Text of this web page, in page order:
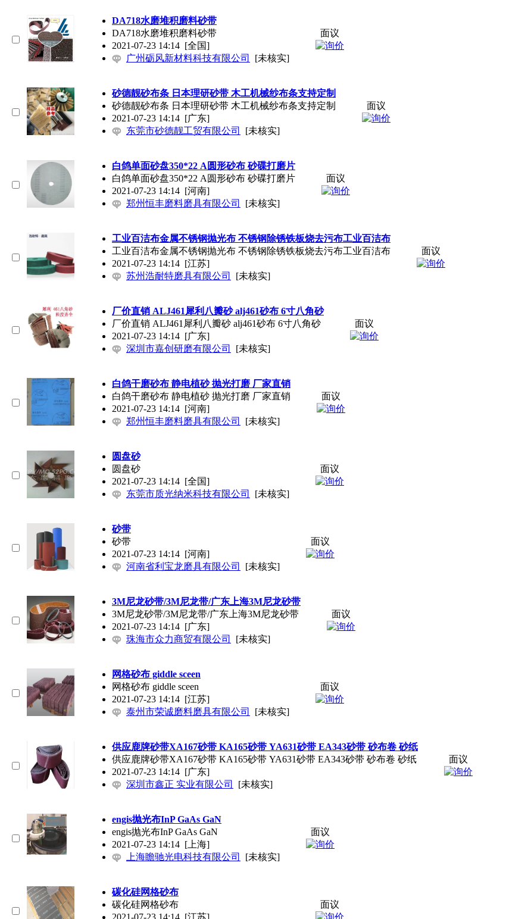
DA718水磨堆积磨料砂带
DA718水磨堆积磨料砂带
2021-07-23 14:14 [全国]
广州砺风新材料科技有限公司
[未核实]
面议
砂德靓砂布条 日本理研砂带 木工机械纱布条支持定制
砂德靓砂布条 日本理研砂带 木工机械纱布条支持定制
2021-07-23 14:14 [广东]
东莞市砂德靓工贸有限公司
[未核实]
面议
白鸽单面砂盘350*22 A圆形砂布 砂碟打磨片
白鸽单面砂盘350*22 A圆形砂布 砂碟打磨片
2021-07-23 14:14 [河南]
郑州恒丰磨料磨具有限公司
[未核实]
面议
工业百洁布金属不锈钢抛光布 不锈钢除锈铁板烧去污布工业百洁布
工业百洁布金属不锈钢抛光布 不锈钢除锈铁板烧去污布工业百洁布
2021-07-23 14:14 [江苏]
苏州浩耐特磨具有限公司
[未核实]
面议
厂价直销 ALJ461犀利八瓣砂 alj461砂布 6寸八角砂
厂价直销 ALJ461犀利八瓣砂 alj461砂布 6寸八角砂
2021-07-23 14:14 [广东]
深圳市嘉创研磨有限公司
[未核实]
面议
白鸽干磨砂布 静电植砂 抛光打磨 厂家直销
白鸽干磨砂布 静电植砂 抛光打磨 厂家直销
2021-07-23 14:14 [河南]
郑州恒丰磨料磨具有限公司
[未核实]
面议
圆盘砂
圆盘砂
2021-07-23 14:14 [全国]
东莞市质光纳米科技有限公司
[未核实]
面议
砂带
砂带
2021-07-23 14:14 [河南]
河南省利宝龙磨具有限公司
[未核实]
面议
3M尼龙砂带/3M尼龙带/广东上海3M尼龙砂带
3M尼龙砂带/3M尼龙带/广东上海3M尼龙砂带
2021-07-23 14:14 [广东]
珠海市众力商贸有限公司
[未核实]
面议
网格砂布 giddle sceen
网格砂布 giddle sceen
2021-07-23 14:14 [江苏]
泰州市荣诚磨料磨具有限公司
[未核实]
面议
供应鹿牌砂带XA167砂带 KA165砂带 YA631砂带 EA343砂带 砂布卷 砂纸
供应鹿牌砂带XA167砂带 KA165砂带 YA631砂带 EA343砂带 砂布卷 砂纸
2021-07-23 14:14 [广东]
深圳市鑫正 实业有限公司
[未核实]
面议
engis抛光布InP GaAs GaN
engis抛光布InP GaAs GaN
2021-07-23 14:14 [上海]
上海瞻驰光电科技有限公司
[未核实]
面议
碳化硅网格砂布
碳化硅网格砂布
2021-07-23 14:14 [江苏]
面议